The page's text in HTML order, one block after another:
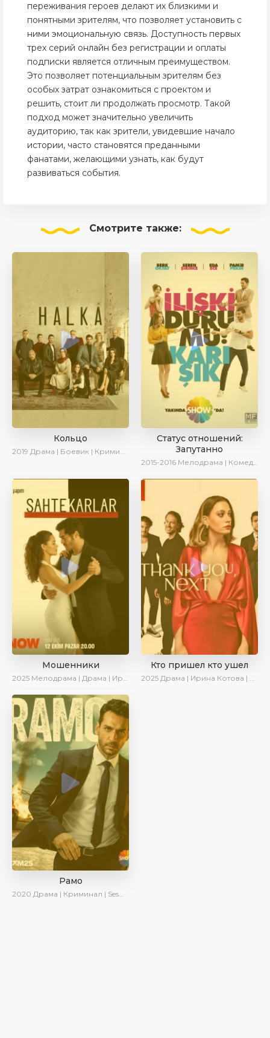
переживания героев делают их близкими и
понятными зрителям, что позволяет установить с
ними эмоциональную связь. Доступность первых
трех серий онлайн без регистрации и оплаты
подписки является отличным преимуществом.
Это позволяет потенциальным зрителям без
особых затрат ознакомиться с проектом и
решить, стоит ли продолжать просмотр. Такой
подход может значительно увеличить
аудиторию, так как зрители, увидевшие начало
истории, часто становятся преданными
фанатами, желающими узнать, как будут
развиваться события.
Смотрите также:
Кольцо
2019 Драма | Боевик | Криминал
Статус отношений:
Запутанно
2015-2016 Мелодрама | Комедия
Мошенники
2025 Мелодрама | Драма | Ирина Котова | AlisaDirilis | Новинки | Сериалы 2025
Кто пришел кто ушел
2025 Драма | Ирина Котова | Новинки | Сериалы 2025
Рамо
2020 Драма | Криминал | SesDizi | Ирина Котова